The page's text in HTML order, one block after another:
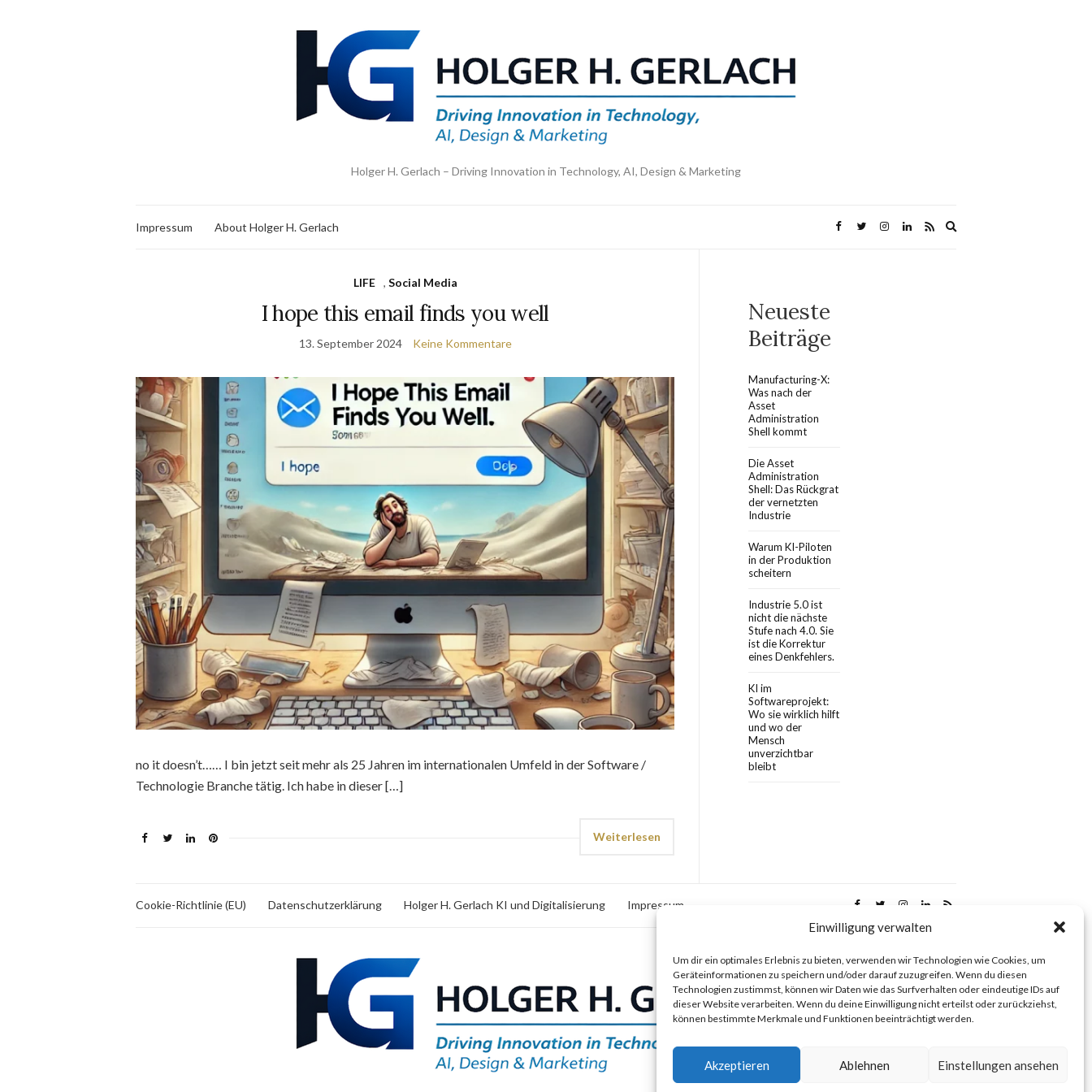
Einwilligung verwalten
Um dir ein optimales Erlebnis zu bieten, verwenden wir Technologien wie Cookies, um
Geräteinformationen zu speichern und/oder darauf zuzugreifen. Wenn du diesen
Technologien zustimmst, können wir Daten wie das Surfverhalten oder eindeutige IDs auf
dieser Website verarbeiten. Wenn du deine Einwilligung nicht erteilst oder zurückziehst,
können bestimmte Merkmale und Funktionen beeinträchtigt werden.
Akzeptieren Ablehnen Einstellungen ansehen
Holger H. Gerlach – Driving Innovation in Technology, AI, Design & Marketing
Impressum About Holger H. Gerlach
LIFE , Social Media
I hope this email finds you well
13. September 2024 Keine Kommentare
no it doesn’t…… I bin jetzt seit mehr als 25 Jahren im internationalen Umfeld in der Software /
Technologie Branche tätig. Ich habe in dieser […]
Weiterlesen
Neueste
Beiträge
Manufacturing-X:
Was nach der
Asset
Administration
Shell kommt
Die Asset
Administration
Shell: Das Rückgrat
der vernetzten
Industrie
Warum KI-Piloten
in der Produktion
scheitern
Industrie 5.0 ist
nicht die nächste
Stufe nach 4.0. Sie
ist die Korrektur
eines Denkfehlers.
KI im
Softwareprojekt:
Wo sie wirklich hilft
und wo der
Mensch
unverzichtbar
bleibt
Cookie-Richtlinie (EU) Datenschutzerklärung Holger H. Gerlach KI und Digitalisierung Impressum